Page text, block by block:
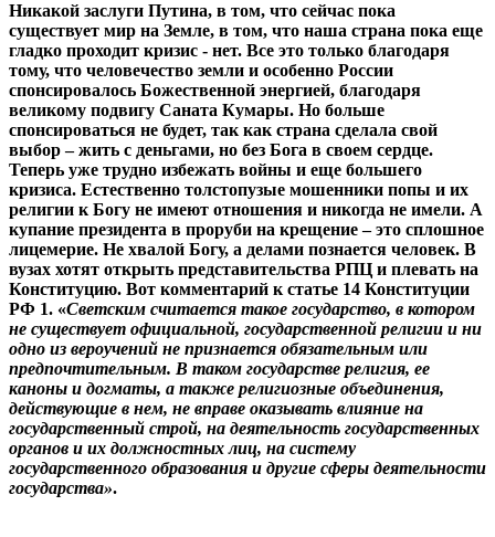
Никакой заслуги Путина, в том, что сейчас пока
существует мир на Земле, в том, что наша страна пока еще
гладко проходит кризис - нет. Все это только благодаря
тому, что человечество земли и особенно России
спонсировалось Божественной энергией, благодаря
великому подвигу Саната Кумары. Но больше
спонсироваться не будет, так как страна сделала свой
выбор – жить с деньгами, но без Бога в своем сердце.
Теперь уже трудно избежать войны и еще большего
кризиса. Естественно толстопузые мошенники попы и их
религии к Богу не имеют отношения и никогда не имели. А
купание президента в проруби на крещение – это сплошное
лицемерие. Не хвалой Богу, а делами познается человек. В
вузах хотят открыть представительства РПЦ и плевать на
Конституцию. Вот комментарий к статье 14 Конституции
РФ 1. «Светским считается такое государство, в котором
не существует официальной, государственной религии и ни
одно из вероучений не признается обязательным или
предпочтительным. В таком государстве религия, ее
каноны и догматы, а также религиозные объединения,
действующие в нем, не вправе оказывать влияние на
государственный строй, на деятельность государственных
органов и их должностных лиц, на систему
государственного образования и другие сферы деятельности
государства».